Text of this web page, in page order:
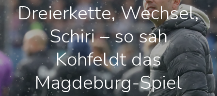
Dreierkette, Wechsel,
Schiri – so sah
Kohfeldt das
Magdeburg-Spiel